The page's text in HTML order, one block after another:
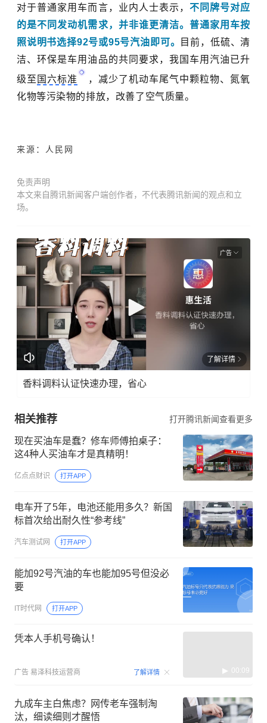
对于普通家用车而言，业内人士表示，不同牌号对应
的是不同发动机需求， 并非谁更清洁。普通家用车按
照说明书选择92号或95号汽油即可。
目前，低硫、清
洁、环保是车用油品的共同要求， 我国车用汽油已升
级至 国六标准 ， 减少了机动车尾气中颗粒物、氮氧
化物等污染物的排放，改善了空气质量。
来源 ：人民网
免责声明
本文来自腾讯新闻客户端创作者，不代表腾讯新闻的观点和立
场。
广告
了解详情
香料调料认证快速办理，省心
相关推荐 打开腾讯新闻查看更多
现在买油车是蠢？修车师傅拍桌子：
这4种人买油车才是真精明！
亿点点财识 打开APP
电车开了5年，电池还能用多久？新国
标首次给出耐久性“参考线”
汽车测试网 打开APP
能加92号汽油的车也能加95号但没必
要
IT时代网 打开APP
凭本人手机号确认！
广告 易泽科技运营商 了解详情 00:09
九成车主白焦虑？网传老车强制淘
汰，细读细则才醒悟